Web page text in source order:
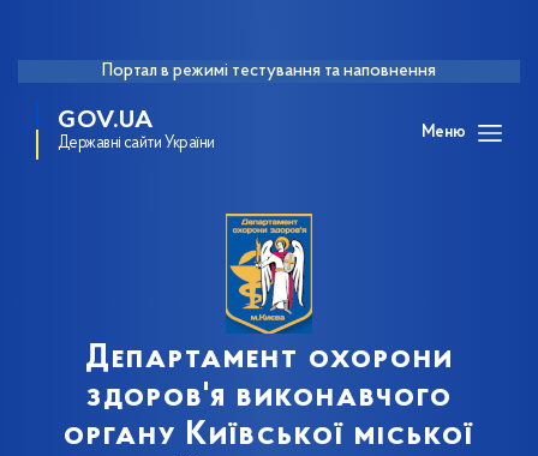
Портал в режимі тестування та наповнення
GOV.UA
Державні сайти України
Меню
Департамент охорони
здоров'я виконавчого
органу Київської міської